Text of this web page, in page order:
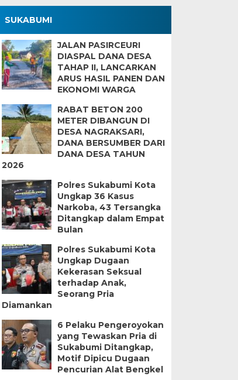
SUKABUMI
JALAN PASIRCEURI
DIASPAL DANA DESA
TAHAP II, LANCARKAN
ARUS HASIL PANEN DAN
EKONOMI WARGA
RABAT BETON 200
METER DIBANGUN DI
DESA NAGRAKSARI,
DANA BERSUMBER DARI
DANA DESA TAHUN
2026
Polres Sukabumi Kota
Ungkap 36 Kasus
Narkoba, 43 Tersangka
Ditangkap dalam Empat
Bulan
Polres Sukabumi Kota
Ungkap Dugaan
Kekerasan Seksual
terhadap Anak,
Seorang Pria
Diamankan
6 Pelaku Pengeroyokan
yang Tewaskan Pria di
Sukabumi Ditangkap,
Motif Dipicu Dugaan
Pencurian Alat Bengkel